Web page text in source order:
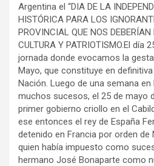
Argentina el “DIA DE LA
HISTÓRICA PARA LOS
PROVINCIAL QUE NOS DEBERÍAN
CULTURA Y PATRIOTISMO.El día
jornada donde evocamos la
Mayo, que constituye en
Nación. Luego de una semana
muchos sucesos, el 25 de mayo
primer gobierno criollo en el
ese entonces el rey de España
detenido en Francia por orden de
quien había impuesto como
hermano José Bonaparte como